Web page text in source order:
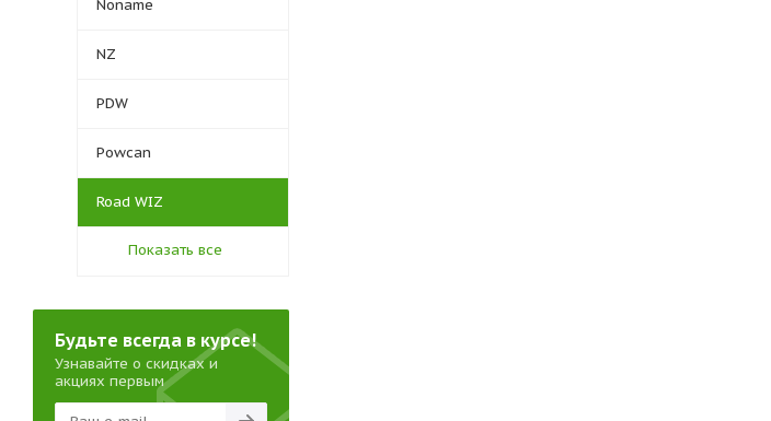
Noname
NZ
PDW
Powcan
Road WIZ
Показать все
Будьте всегда в курсе!
Узнавайте о скидках и
акциях первым